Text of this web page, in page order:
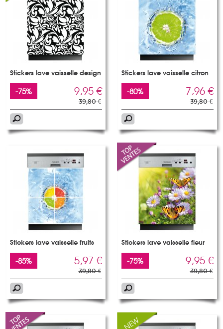
Stickers lave vaisselle design
-75% 9,95 €
39,80 €
Stickers lave vaisselle citron
-80% 7,96 €
39,80 €
Stickers lave vaisselle fruits
-85% 5,97 €
39,80 €
Stickers lave vaisselle fleur
-75% 9,95 €
39,80 €